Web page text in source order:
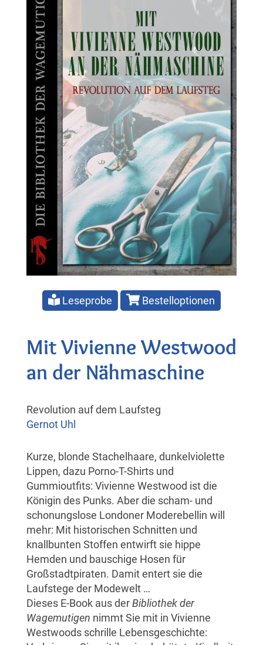
Leseprobe Bestelloptionen
Mit Vivienne Westwood
an der Nähmaschine
Revolution auf dem Laufsteg
Gernot Uhl
Kurze, blonde Stachelhaare, dunkelviolette
Lippen, dazu Porno-T-Shirts und
Gummioutfits: Vivienne Westwood ist die
Königin des Punks. Aber die scham- und
schonungslose Londoner Moderebellin will
mehr: Mit historischen Schnitten und
knallbunten Stoffen entwirft sie hippe
Hemden und bauschige Hosen für
Großstadtpiraten. Damit entert sie die
Laufstege der Modewelt …
Dieses E-Book aus derBibliothek der
Wagemutigen nimmt Sie mit in Vivienne
Westwoods schrille Lebensgeschichte: